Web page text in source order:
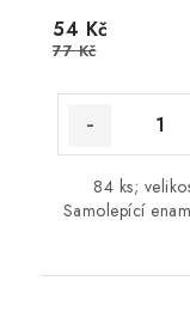
54 Kč
77 Kč
84 ks;
Samolepící